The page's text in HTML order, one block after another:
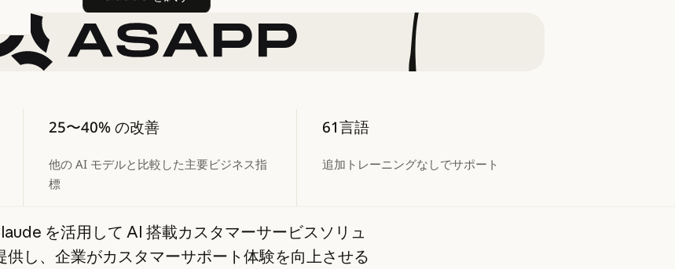
25〜40% の改善
他の AI モデルと比較した主要ビジネス指
標
61言語
追加トレーニングなしでサポート
を活用して AI 搭載カスタマーサービスソリュ
供し、企業がカスタマーサポート体験を向上させる